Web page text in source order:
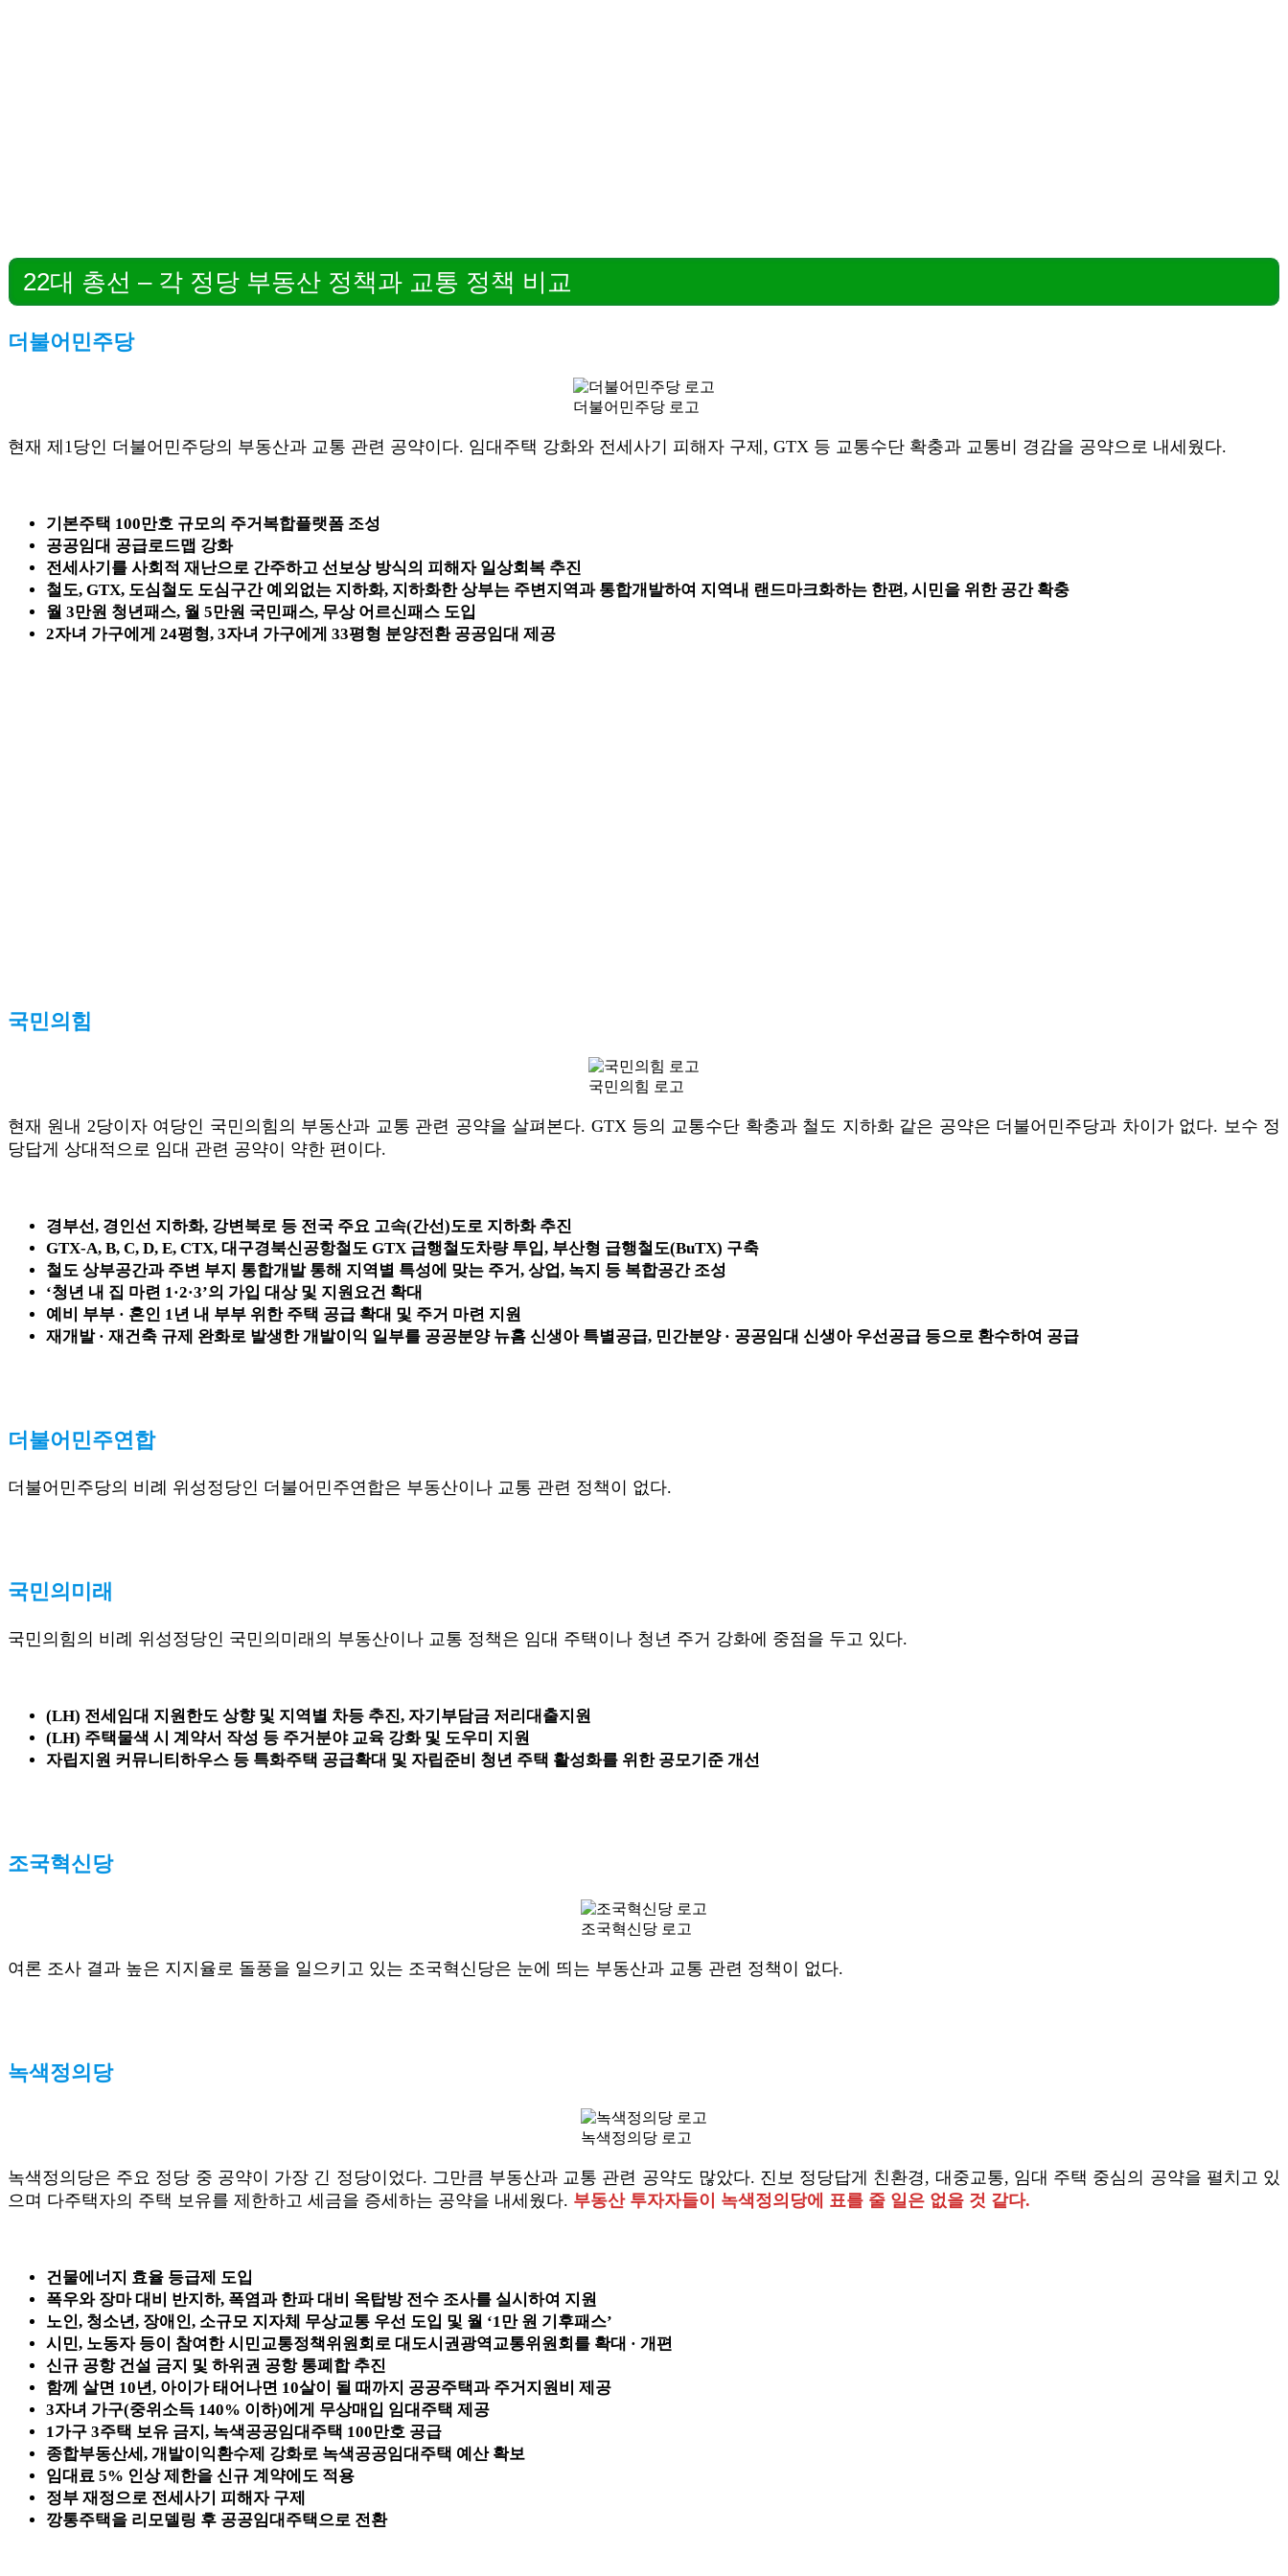
22대 총선 – 각 정당 부동산 정책과 교통 정책 비교
더불어민주당
더불어민주당 로고
현재 제1당인 더불어민주당의 부동산과 교통 관련 공약이다. 임대주택 강화와 전세사기 피해자 구제, GTX 등 교통수단 확충과 교통비 경감을 공약으로 내세웠다.
기본주택 100만호 규모의 주거복합플랫폼 조성
공공임대 공급로드맵 강화
전세사기를 사회적 재난으로 간주하고 선보상 방식의 피해자 일상회복 추진
철도, GTX, 도심철도 도심구간 예외없는 지하화, 지하화한 상부는 주변지역과 통합개발하여 지역내 랜드마크화하는 한편, 시민을 위한 공간 확충
월 3만원 청년패스, 월 5만원 국민패스, 무상 어르신패스 도입
2자녀 가구에게 24평형, 3자녀 가구에게 33평형 분양전환 공공임대 제공
국민의힘
국민의힘 로고
현재 원내 2당이자 여당인 국민의힘의 부동산과 교통 관련 공약을 살펴본다. GTX 등의 교통수단 확충과 철도 지하화 같은 공약은 더불어민주당과 차이가 없다. 보수 정
당답게 상대적으로 임대 관련 공약이 약한 편이다.
경부선, 경인선 지하화, 강변북로 등 전국 주요 고속(간선)도로 지하화 추진
GTX-A, B, C, D, E, CTX, 대구경북신공항철도 GTX 급행철도차량 투입, 부산형 급행철도(BuTX) 구축
철도 상부공간과 주변 부지 통합개발 통해 지역별 특성에 맞는 주거, 상업, 녹지 등 복합공간 조성
‘청년 내 집 마련 1·2·3’의 가입 대상 및 지원요건 확대
예비 부부 · 혼인 1년 내 부부 위한 주택 공급 확대 및 주거 마련 지원
재개발 · 재건축 규제 완화로 발생한 개발이익 일부를 공공분양 뉴홈 신생아 특별공급, 민간분양 · 공공임대 신생아 우선공급 등으로 환수하여 공급
더불어민주연합
더불어민주당의 비례 위성정당인 더불어민주연합은 부동산이나 교통 관련 정책이 없다.
국민의미래
국민의힘의 비례 위성정당인 국민의미래의 부동산이나 교통 정책은 임대 주택이나 청년 주거 강화에 중점을 두고 있다.
(LH) 전세임대 지원한도 상향 및 지역별 차등 추진, 자기부담금 저리대출지원
(LH) 주택물색 시 계약서 작성 등 주거분야 교육 강화 및 도우미 지원
자립지원 커뮤니티하우스 등 특화주택 공급확대 및 자립준비 청년 주택 활성화를 위한 공모기준 개선
조국혁신당
조국혁신당 로고
여론 조사 결과 높은 지지율로 돌풍을 일으키고 있는 조국혁신당은 눈에 띄는 부동산과 교통 관련 정책이 없다.
녹색정의당
녹색정의당 로고
녹색정의당은 주요 정당 중 공약이 가장 긴 정당이었다. 그만큼 부동산과 교통 관련 공약도 많았다. 진보 정당답게 친환경, 대중교통, 임대 주택 중심의 공약을 펼치고 있
으며 다주택자의 주택 보유를 제한하고 세금을 증세하는 공약을 내세웠다. 부동산 투자자들이 녹색정의당에 표를 줄 일은 없을 것 같다.
건물에너지 효율 등급제 도입
폭우와 장마 대비 반지하, 폭염과 한파 대비 옥탑방 전수 조사를 실시하여 지원
노인, 청소년, 장애인, 소규모 지자체 무상교통 우선 도입 및 월 ‘1만 원 기후패스’
시민, 노동자 등이 참여한 시민교통정책위원회로 대도시권광역교통위원회를 확대 · 개편
신규 공항 건설 금지 및 하위권 공항 통폐합 추진
함께 살면 10년, 아이가 태어나면 10살이 될 때까지 공공주택과 주거지원비 제공
3자녀 가구(중위소득 140% 이하)에게 무상매입 임대주택 제공
1가구 3주택 보유 금지, 녹색공공임대주택 100만호 공급
종합부동산세, 개발이익환수제 강화로 녹색공공임대주택 예산 확보
임대료 5% 인상 제한을 신규 계약에도 적용
정부 재정으로 전세사기 피해자 구제
깡통주택을 리모델링 후 공공임대주택으로 전환